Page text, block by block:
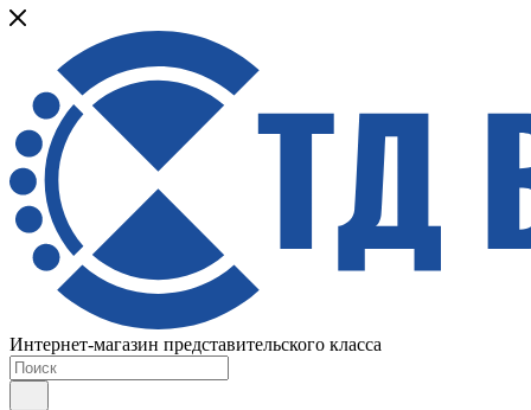
Интернет-магазин представительского класса